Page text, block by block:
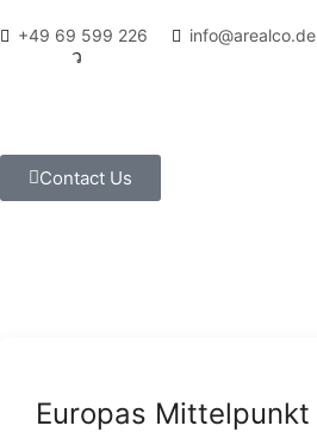
+49 69 599 226 info@arealco.de
Contact Us
Europas Mittelpunkt